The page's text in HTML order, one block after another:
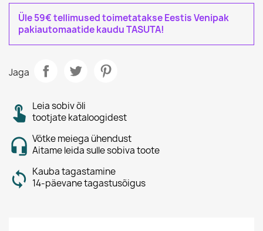
Üle 59€ tellimused toimetatakse Eestis Venipak
pakiautomaatide kaudu TASUTA!
Jaga
Leia sobiv õli
tootjate kataloogidest
Võtke meiega ühendust
Aitame leida sulle sobiva toote
Kauba tagastamine
14-päevane tagastusõigus